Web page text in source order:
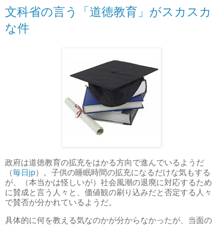
文科省の言う「道徳教育」がスカスカ
な件
政府は道徳教育の拡充をはかる方向で進んでいるようだ
（毎日jp）。子供の睡眠時間の拡充になるだけな気もする
が、（本当かは怪しいが）社会風潮の退廃に対応するため
に賛成と言う人々と、価値観の刷り込みだと否定する人々
で賛否が分かれているようだ。
具体的に何を教える気なのかが分からなかったが、当面の